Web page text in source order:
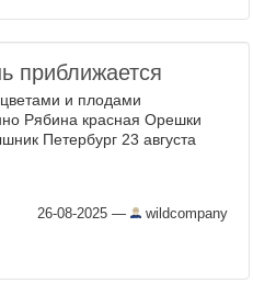
приближается
и плодами
Рябина красная Орешки
Петербург 23 августа
26-08-2025 — wildcompany